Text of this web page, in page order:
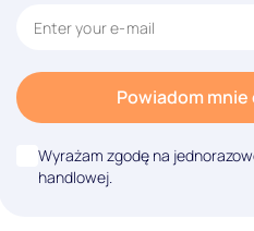
Powiadom
Wyrażam zgodę na
handlowej.